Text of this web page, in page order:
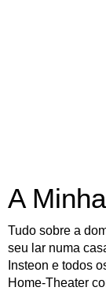
A
Tudo sobre a
seu lar numa
Insteon e todos
Home-Theater